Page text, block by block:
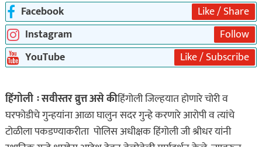
Facebook
Like / Share
Instagram
Follow
YouTube
Like / Subscribe
हिंगोली ः सवीस्तर व्रुत्त असे कीहिंगोली जिल्हयात होणारे चोरी व
घरफोडीचे गुन्हयांना आळा घालुन सदर गुन्हे करणारे आरोपी व त्यांचे
टोळीला पकडण्याकरीता पोलिस अधीक्षक हिंगोली जी श्रीधर यांनी